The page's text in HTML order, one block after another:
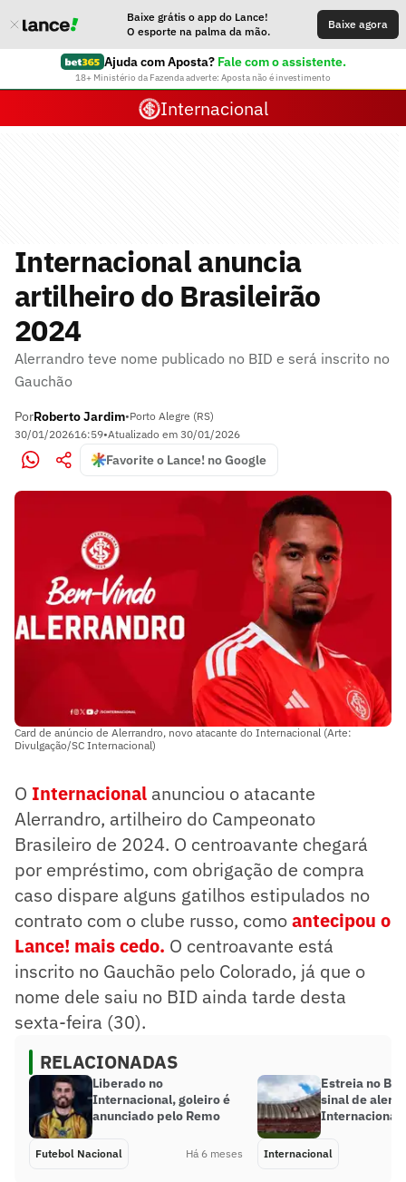
Baixe grátis o app do Lance!
O esporte na palma da mão.
Baixe agora
Ajuda com Aposta? Fale com o assistente.
18+ Ministério da Fazenda adverte: Aposta não é investimento
Internacional
Internacional anuncia
artilheiro do Brasileirão
2024
Alerrandro teve nome publicado no BID e será inscrito no
Gauchão
PorRoberto Jardim•Porto Alegre (RS)
30/01/202616:59•Atualizado em 30/01/2026
Favorite o Lance! no Google
Card de anúncio de Alerrandro, novo atacante do Internacional (Arte:
Divulgação/SC Internacional)
O Internacional anunciou o atacante
Alerrandro, artilheiro do Campeonato
Brasileiro de 2024. O centroavante chegará
por empréstimo, com obrigação de compra
caso dispare alguns gatilhos estipulados no
contrato com o clube russo, comoantecipou o
Lance! mais cedo. O centroavante está
inscrito no Gauchão pelo Colorado, já que o
nome dele saiu no BID ainda tarde desta
sexta-feira (30).
RELACIONADAS
Liberado no
Internacional, goleiro é
anunciado pelo Remo
Futebol Nacional Há 6 meses
Estreia no
sinal de
Internacional
Internacional